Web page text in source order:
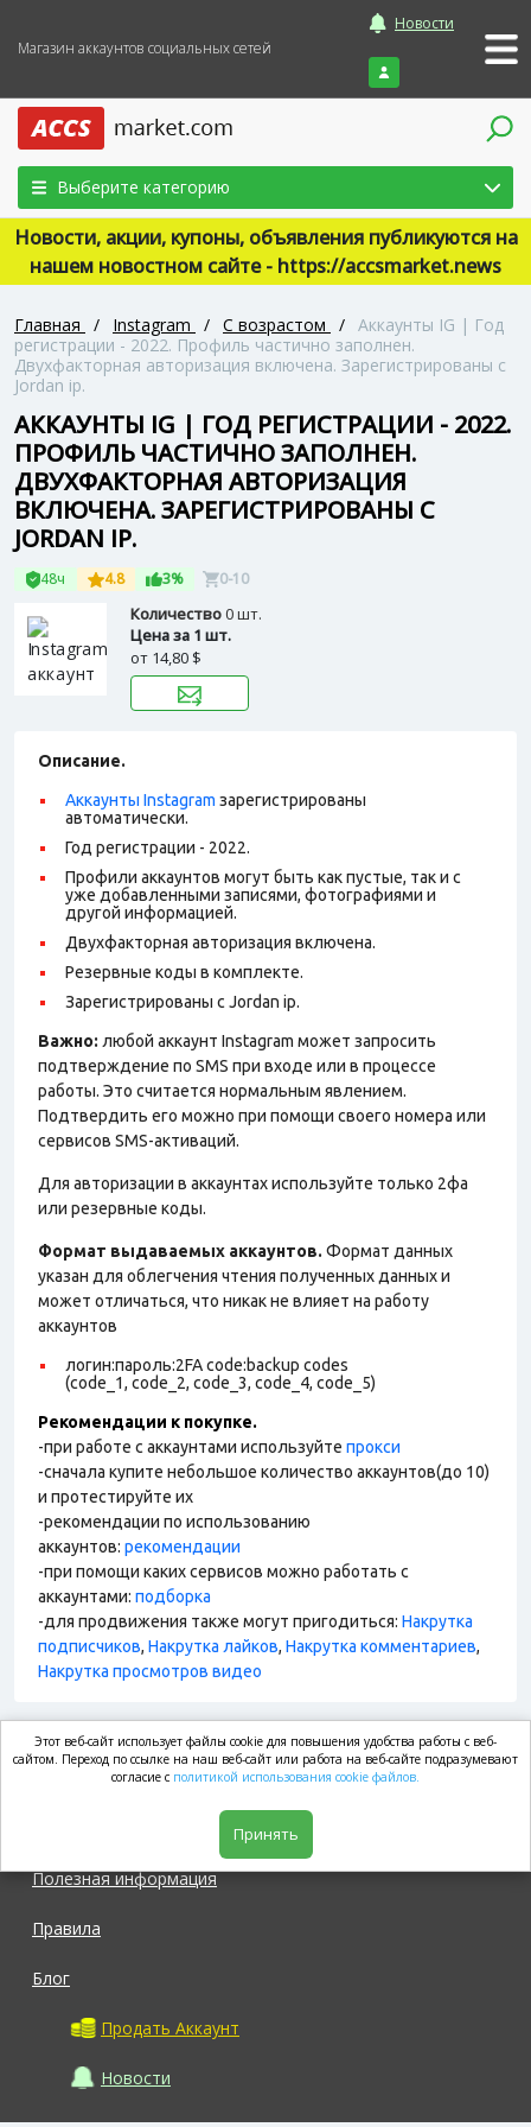
Магазин аккаунтов социальных сетей
Новости
Войти
Выберите категорию
Новости, акции, купоны, объявления публикуются на
нашем новостном сайте - https://accsmarket.news
Главная / Instagram / С возрастом / Аккаунты IG | Год
регистрации - 2022. Профиль частично заполнен.
Двухфакторная авторизация включена. Зарегистрированы с
Jordan ip.
АККАУНТЫ IG | ГОД РЕГИСТРАЦИИ - 2022.
ПРОФИЛЬ ЧАСТИЧНО ЗАПОЛНЕН.
ДВУХФАКТОРНАЯ АВТОРИЗАЦИЯ
ВКЛЮЧЕНА. ЗАРЕГИСТРИРОВАНЫ С
JORDAN IP.
48ч 4.8 3% 0-10
Количество0 шт.
Цена за 1 шт.
от 14,80 $
Описание.
Аккаунты Instagram зарегистрированы
автоматически.
Год регистрации - 2022.
Профили аккаунтов могут быть как пустые, так и с
уже добавленными записями, фотографиями и
другой информацией.
Двухфакторная авторизация включена.
Резервные коды в комплекте.
Зарегистрированы с Jordan ip.
Важно: любой аккаунт Instagram может запросить
подтверждение по SMS при входе или в процессе
работы. Это считается нормальным явлением.
Подтвердить его можно при помощи своего номера или
сервисов SMS-активаций.
Для авторизации в аккаунтах используйте только 2фа
или резервные коды.
Формат выдаваемых аккаунтов. Формат данных
указан для облегчения чтения полученных данных и
может отличаться, что никак не влияет на работу
аккаунтов
логин:пароль:2FA code:backup codes
(code_1, code_2, code_3, code_4, code_5)
Рекомендации к покупке.
-при работе с аккаунтами используйте прокси
-сначала купите небольшое количество аккаунтов(до 10)
и протестируйте их
-рекомендации по использованию
аккаунтов: рекомендации
-при помощи каких сервисов можно работать с
аккаунтами: подборка
-для продвижения также могут пригодиться: Накрутка
подписчиков, Накрутка лайков, Накрутка комментариев,
Накрутка просмотров видео
market.com
Полезная информация
Правила
Блог
Продать Аккаунт
Новости
Этот веб-сайт использует файлы cookie для повышения удобства работы с веб-
сайтом. Переход по ссылке на наш веб-сайт или работа на веб-сайте подразумевают
согласие с политикой использования cookie файлов.
Принять